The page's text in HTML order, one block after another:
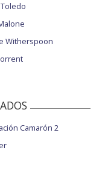
Witherspoon
Camarón 2